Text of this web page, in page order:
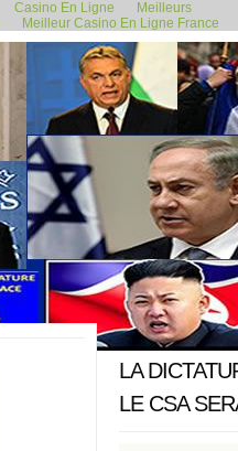
Casino En Ligne
Meilleurs
Meilleur Casino En Ligne France
24 avril 2014
LA
LE CSA